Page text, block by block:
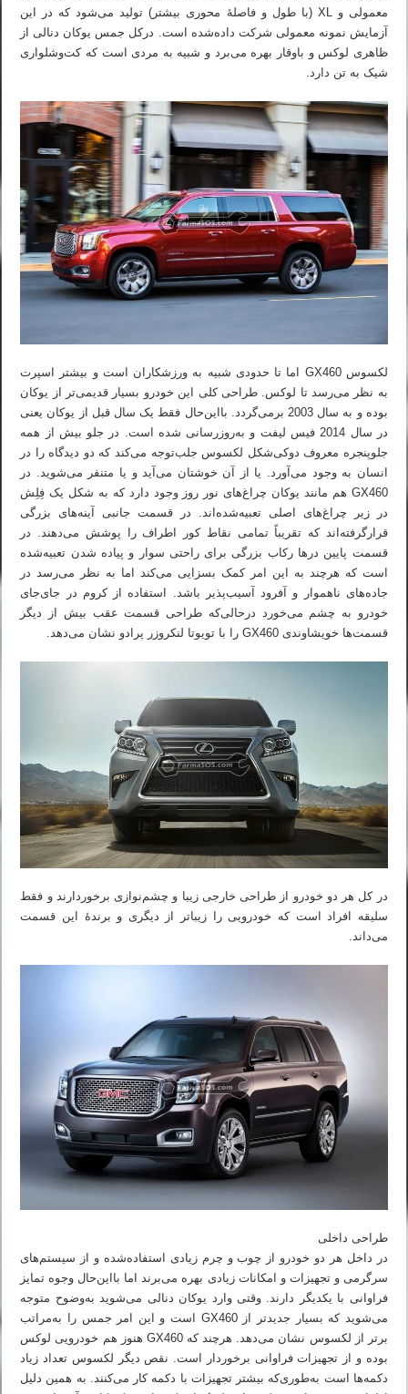
معمولی و XL (با طول و فاصلهٔ محوری بیشتر) تولید می‌شود که در این
آزمایش نمونه معمولی شرکت داده‌شده است. درکل جمس یوکان دنالی از
ظاهری لوکس و باوقار بهره می‌برد و شبیه به مردی است که کت‌وشلواری
شیک به تن دارد.
لکسوس GX460 اما تا حدودی شبیه به ورزشکاران است و بیشتر اسپرت
به نظر می‌رسد تا لوکس. طراحی کلی این خودرو بسیار قدیمی‌تر از یوکان
بوده و به سال 2003 برمی‌گردد. بااین‌حال فقط یک سال قبل از یوکان یعنی
در سال 2014 فیس لیفت و به‌روزرسانی شده است. در جلو بیش از همه
جلوپنجره معروف دوکی‌شکل لکسوس جلب‌توجه می‌کند که دو دیدگاه را در
انسان به وجود می‌آورد. یا از آن خوشتان می‌آید و یا متنفر می‌شوید. در
GX460 هم مانند یوکان چراغ‌های نور روز وجود دارد که به شکل یک فِلِش
در زیر چراغ‌های اصلی تعبیه‌شده‌اند. در قسمت جانبی آینه‌های بزرگی
قرارگرفته‌اند که تقریباً تمامی نقاط کور اطراف را پوشش می‌دهند. در
قسمت پایین درها رکاب بزرگی برای راحتی سوار و پیاده شدن تعبیه‌شده
است که هرچند به این امر کمک بسزایی می‌کند اما به نظر می‌رسد در
جاده‌های ناهموار و آفرود آسیب‌پذیر باشد. استفاده از کروم در جای‌جای
خودرو به چشم می‌خورد درحالی‌که طراحی قسمت عقب بیش از دیگر
قسمت‌ها خویشاوندی GX460 را با تویوتا لنکروزر پرادو نشان می‌دهد.
در کل هر دو خودرو از طراحی خارجی زیبا و چشم‌نوازی برخوردارند و فقط
سلیقه افراد است که خودرویی را زیباتر از دیگری و برندهٔ این قسمت
می‌داند.
طراحی داخلی
در داخل هر دو خودرو از چوب و چرم زیادی استفاده‌شده و از سیستم‌های
سرگرمی و تجهیزات و امکانات زیادی بهره می‌برند اما بااین‌حال وجوه تمایز
فراوانی با یکدیگر دارند. وقتی وارد یوکان دنالی می‌شوید به‌وضوح متوجه
می‌شوید که بسیار جدیدتر از GX460 است و این امر جمس را به‌مراتب
برتر از لکسوس نشان می‌دهد. هرچند که GX460 هنوز هم خودرویی لوکس
بوده و از تجهیزات فراوانی برخوردار است. نقص دیگر لکسوس تعداد زیاد
دکمه‌ها است به‌طوری‌که بیشتر تجهیزات با دکمه کار می‌کنند. به همین دلیل